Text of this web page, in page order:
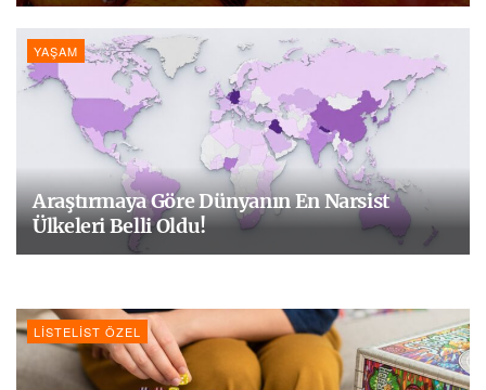
YAŞAM
Araştırmaya Göre Dünyanın En Narsist
Ülkeleri Belli Oldu!
LISTELIST ÖZEL